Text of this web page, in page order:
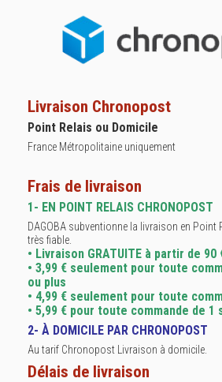
Livraison Chronopost
Point Relais ou Domicile
France Métropolitaine uniquement
Frais de livraison
1- EN POINT RELAIS CHRONOPOST
DAGOBA subventionne la livraison en Point
très fiable.
• Livraison GRATUITE à partir de 90
• 3,99 € seulement pour toute
ou plus
• 4,99 € seulement pour toute
• 5,99 € pour toute commande de 1
2- À DOMICILE PAR CHRONOPOST
Au tarif Chronopost Livraison à domicile.
Délais de livraison